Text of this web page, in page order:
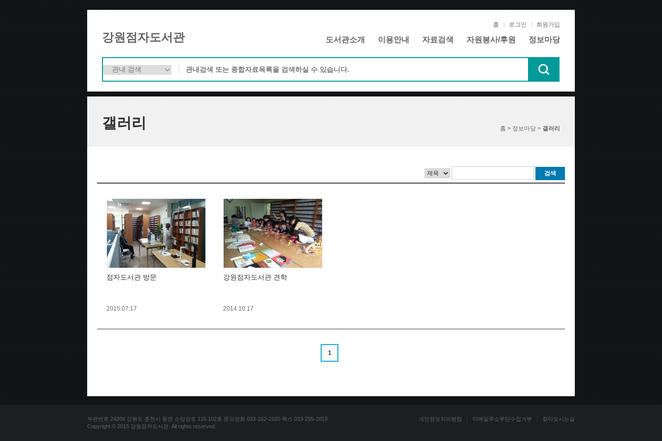
강원점자도서관
홈 로그인 회원가입
도서관소개 이용안내 자료검색 자원봉사/후원 정보마당
갤러리 홈 > 정보마당 > 갤러리
검색
점자도서관 방문
2015.07.17
강원점자도서관 견학
2014.10.17
1
우편번호 24209 강원도 춘천시 동면 소양강로 110 102호 문의전화 033-262-1920 팩스 033-255-2019
Copyright © 2015 강원점자도서관. All rights reserved.
개인정보처리방침 이메일주소무단수집거부 찾아오시는길